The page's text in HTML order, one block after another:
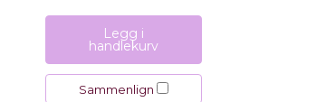
Legg i
handlekurv
Sammenlign